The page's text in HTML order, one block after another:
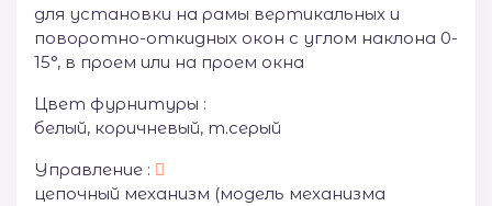
для установки на рамы вертикальных и
поворотно-откидных окон с углом наклона 0-
15°, в проем или на проем окна
Цвет фурнитуры :
белый, коричневый, т.серый
Управление :
цепочный механизм (модель механизма